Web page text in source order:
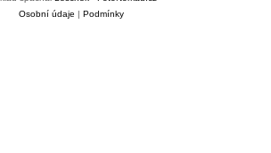
Osobní údaje | Podmínky